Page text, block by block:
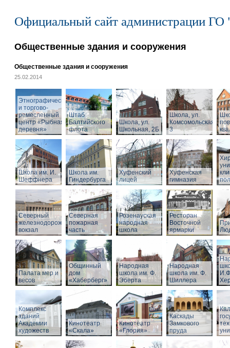
Официальный сайт администрации ГО
Общественные здания и сооружения
Общественные здания и сооружения
25.02.2014
Этнографический
и торгово-
ремесленный
центр «Рыбная
деревня»
Штаб
Балтийского
флота
Школа, ул.
Школьная, 2Б
Школа, ул.
Комсомольская,
3
Школа им. И.
Шеффнера
Школа им.
Гиндербурга
Хуфенский
лицей
Хуфенская
гимназия
Северный
железнодорожный
вокзал
Северная
пожарная
часть
Розенауская
народная
школа
Ресторан
Восточной
ярмарки
Палата мер и
весов
Общинный
дом
«Хаберберг»
Народная
школа им. Ф.
Эберта
Народная
школа им. Ф.
Шиллера
Комплекс
зданий
Академии
художеств
Кинотеатр
«Скала»
Кинотеатр
«Глория»
Каскады
Замкового
пруда